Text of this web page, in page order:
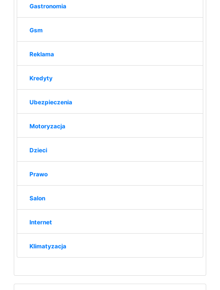
Gastronomia
Gsm
Reklama
Kredyty
Ubezpieczenia
Motoryzacja
Dzieci
Prawo
Salon
Internet
Klimatyzacja